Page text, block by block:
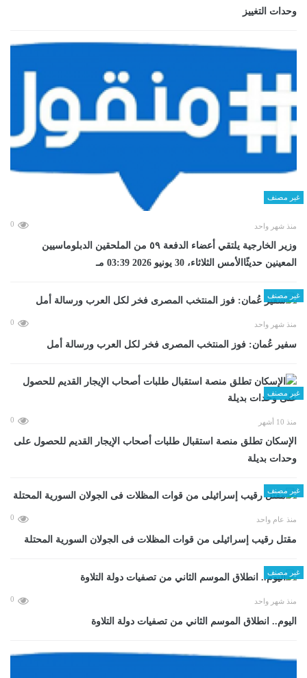
وحدات التغييز
غير مصنف
منذ شهر واحد 0
وزير الخارجية يلتقي أعضاء الدفعة ٥٩ من الملحقين الدبلوماسيين
المعينين حديثًاالأمس الثلاثاء، 30 يونيو 2026 03:39 مـ
غير مصنف
منذ شهر واحد 0
سفير عُمان: فوز المنتخب المصرى فخر لكل العرب ورسالة أمل
غير مصنف
منذ 10 أشهر 0
الإسكان تطلق منصة استقبال طلبات أصحاب الإيجار القديم للحصول على
وحدات بديلة
غير مصنف
منذ عام واحد 0
مقتل رقيب إسرائيلى من قوات المظلات فى الجولان السورية المحتلة
غير مصنف
منذ شهر واحد 0
اليوم.. انطلاق الموسم الثاني من تصفيات دولة التلاوة